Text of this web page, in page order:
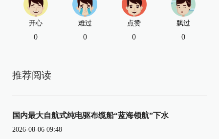
开心
0
难过
0
点赞
0
飘过
0
推荐阅读
国内最大自航式纯电驱布缆船“蓝海领航”下水
2026-08-06 09:48